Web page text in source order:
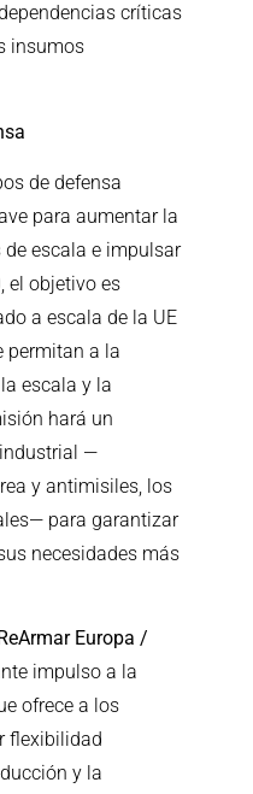
críticas
insumos
de defensa
para aumentar la
escala e impulsar
el objetivo es
a escala de la UE
permitan a la
escala y la
hará un
—
y antimisiles, los
para garantizar
necesidades más
Europa /
impulso a la
ofrece a los
flexibilidad
y la